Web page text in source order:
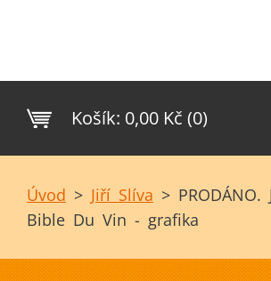
Košík: 0,00 Kč (0)
Úvod > Jiří Slíva >
Bible Du Vin - grafika